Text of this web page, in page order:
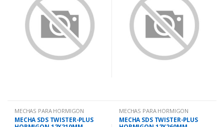
MECHAS PARA HORMIGON
MECHA SDS TWISTER-PLUS
MECHAS PARA HORMIGON
MECHA SDS TWISTER-PLUS